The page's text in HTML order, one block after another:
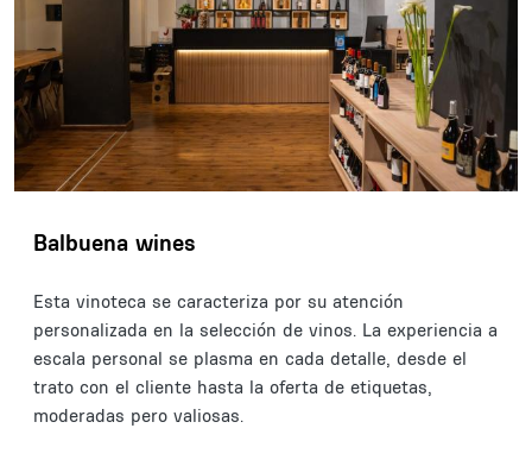
Balbuena wines
Esta vinoteca se caracteriza por su atención
personalizada en la selección de vinos. La experiencia a
escala personal se plasma en cada detalle, desde el
trato con el cliente hasta la oferta de etiquetas,
moderadas pero valiosas.